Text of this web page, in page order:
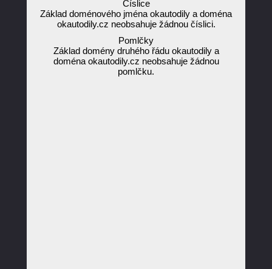
Číslice
Základ doménového jména okautodily a doména
okautodily.cz neobsahuje žádnou číslici.
Pomlčky
Základ domény druhého řádu okautodily a
doména okautodily.cz neobsahuje žádnou
pomlčku.